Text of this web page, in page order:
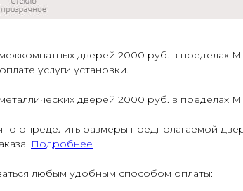
дверей 2000 руб. в пределах
услуги установки.
дверей 2000 руб. в пределах
определить размеры предполагаемой
Подробнее
любым удобным способом оплаты: